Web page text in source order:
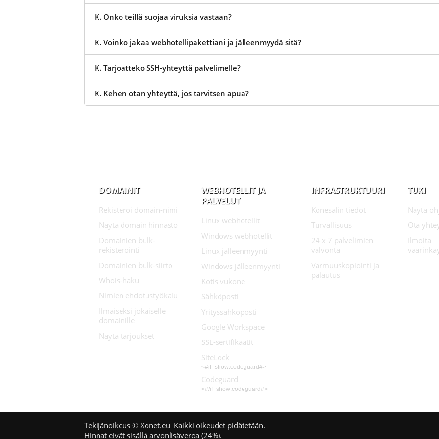
K. Onko teillä suojaa viruksia vastaan?
K. Voinko jakaa webhotellipakettiani ja jälleenmyydä sitä?
K. Tarjoatteko SSH-yhteyttä palvelimelle?
K. Kehen otan yhteyttä, jos tarvitsen apua?
DOMAINIT
Rekisteröi domain-nimi
Näytä domain hinnasto
Domainien bulk-
rekisteröinti
Domainien bulk-siirto
Whois-haku
Nimien ehdotustyökalu
Ilmaiseksi jokaiselle
domainille
Näytä tarjoukset
WEBHOTELLIT JA
PALVELUT
Linux webhotellit
Windows webhotellit
Linux jälleenmyynti
Windows jälleenmyynti
Kotisivukone
Sähköposti
Yrityssähköposti
Google Workspace
SSL-sertifikaatit
SiteLock
<#if_show:codeguard#>
Codeguard
<#/if_show:codeguard#>
INFRASTRUKTUURI
Konesalin tiedot
Turvallisuus
24 x 7 palvelimien
valvonta
Varmuuskopiointi ja
palautus
TUKI
Näytä
Ota
Ilmoita
Tekijänoikeus © Xonet.eu. Kaikki oikeudet pidätetään.
Hinnat eivät sisällä arvonlisäveroa (24%).